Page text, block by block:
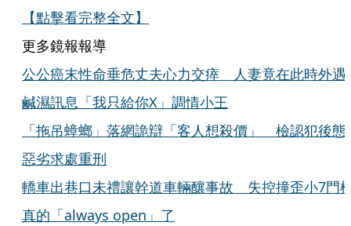
【點擊看完整全文】
更多鏡報報導
公公癌末性命垂危丈夫心力交瘁 人妻竟在此時外
鹹濕訊息「我只給你X」調情小王
「拖吊蟑螂」落網詭辯「客人想殺價」 檢認犯後態
惡劣求處重刑
轎車出巷口未禮讓幹道車輛釀事故 失控撞歪小7門
真的「always open」了